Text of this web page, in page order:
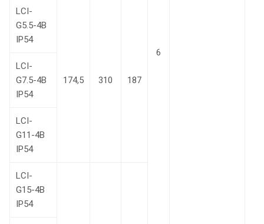
6
LCI-
G5.5-4B
IP54
174,5 310 187
LCI-
G7.5-4B
IP54
LCI-
G11-4B
IP54
LCI-
G15-4B
IP54